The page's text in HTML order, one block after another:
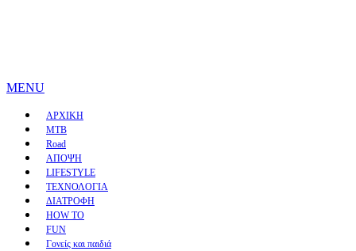
MENU
ΑΡΧΙΚΗ
MTB
Road
ΑΠΟΨΗ
LIFESTYLE
ΤΕΧΝΟΛΟΓΙΑ
ΔΙΑΤΡΟΦΗ
HOW TO
FUN
Γονείς και παιδιά